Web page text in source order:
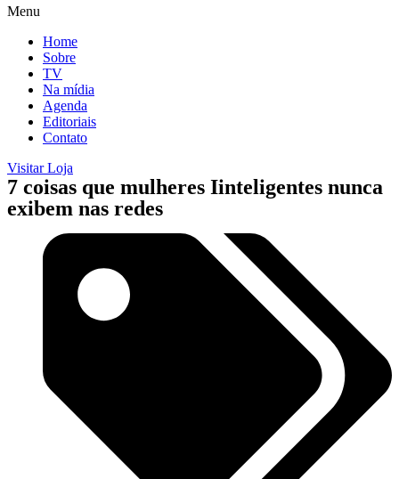
Menu
Home
Sobre
TV
Na mídia
Agenda
Editoriais
Contato
Visitar Loja
7 coisas que mulheres Iinteligentes nunca
exibem nas redes